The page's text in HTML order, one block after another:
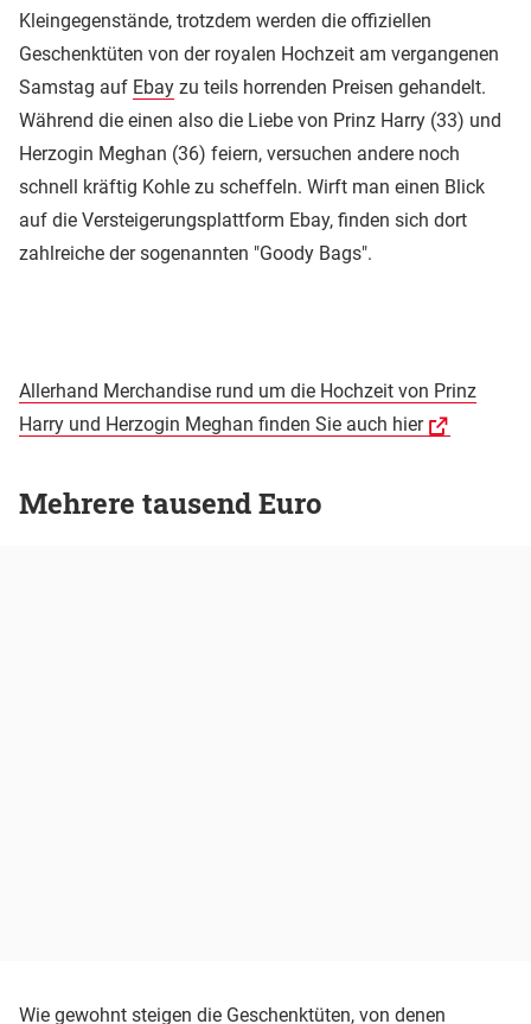
Kleingegenstände, trotzdem werden die offiziellen
Geschenktüten von der royalen Hochzeit am vergangenen
Samstag auf Ebay zu teils horrenden Preisen gehandelt.
Während die einen also die Liebe von Prinz Harry (33) und
Herzogin Meghan (36) feiern, versuchen andere noch
schnell kräftig Kohle zu scheffeln. Wirft man einen Blick
auf die Versteigerungsplattform Ebay, finden sich dort
zahlreiche der sogenannten "Goody Bags".
Allerhand Merchandise rund um die Hochzeit von Prinz
Harry und Herzogin Meghan finden Sie auch hier
Mehrere tausend Euro
Wie gewohnt steigen die Geschenktüten, von denen